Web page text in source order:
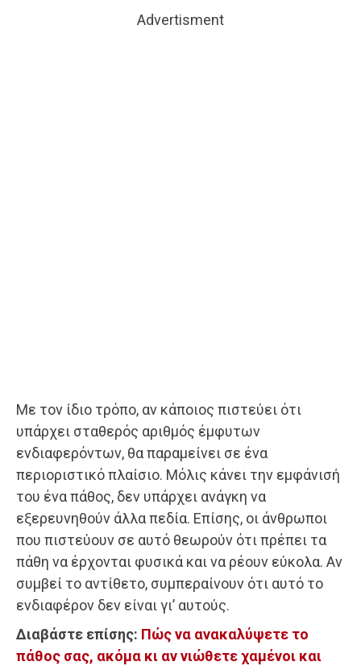
Advertisment
Με τον ίδιο τρόπο, αν κάποιος πιστεύει ότι
υπάρχει σταθερός αριθμός έμφυτων
ενδιαφερόντων, θα παραμείνει σε ένα
περιοριστικό πλαίσιο. Μόλις κάνει την εμφάνισή
του ένα πάθος, δεν υπάρχει ανάγκη να
εξερευνηθούν άλλα πεδία. Επίσης, οι άνθρωποι
που πιστεύουν σε αυτό θεωρούν ότι πρέπει τα
πάθη να έρχονται φυσικά και να ρέουν εύκολα. Αν
συμβεί το αντίθετο, συμπεραίνουν ότι αυτό το
ενδιαφέρον δεν είναι γι’ αυτούς.
Διαβάστε επίσης: Πώς να ανακαλύψετε το
πάθος σας, ακόμα κι αν νιώθετε χαμένοι και